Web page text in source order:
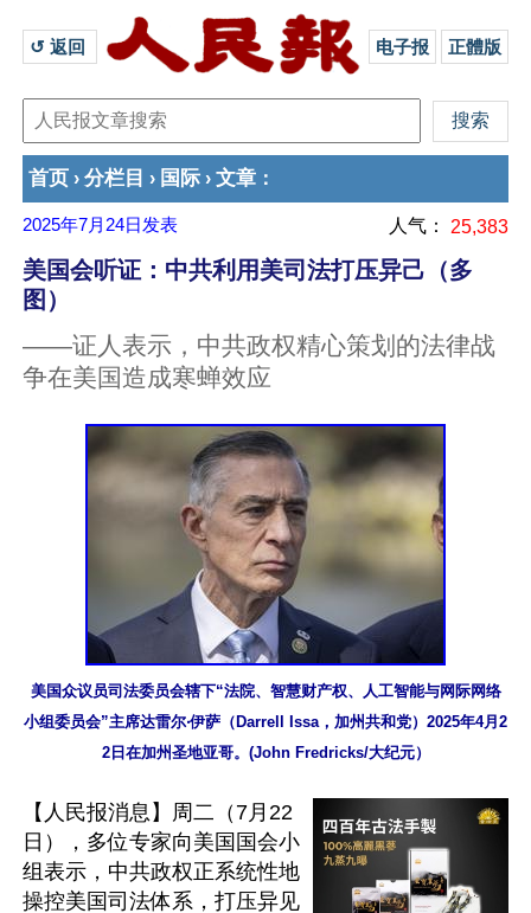
↺ 返回 电子报 正體版
首页 › 分栏目 › 国际 › 文章 ：
2025年7月24日 发表 人气： 25,383
美国会听证：中共利用美司法打压异己（多
图）
——证人表示，中共政权精心策划的法律战
争在美国造成寒蝉效应
美国众议员司法委员会辖下“法院、智慧财产权、人工智能与网际网络
小组委员会”主席达雷尔‧伊萨（Darrell Issa，加州共和党）2025年4月2
2日在加州圣地亚哥。(John Fredricks/大纪元）
【人民报消息】周二（7月22
日），多位专家向美国国会小
组表示，中共政权正系统性地
操控美国司法体系，打压异见